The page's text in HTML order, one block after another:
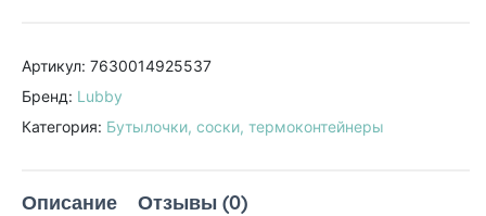
Артикул: 7630014925537
Бренд: Lubby
Категория: Бутылочки, соски, термоконтейнеры
Описание Отзывы (0)